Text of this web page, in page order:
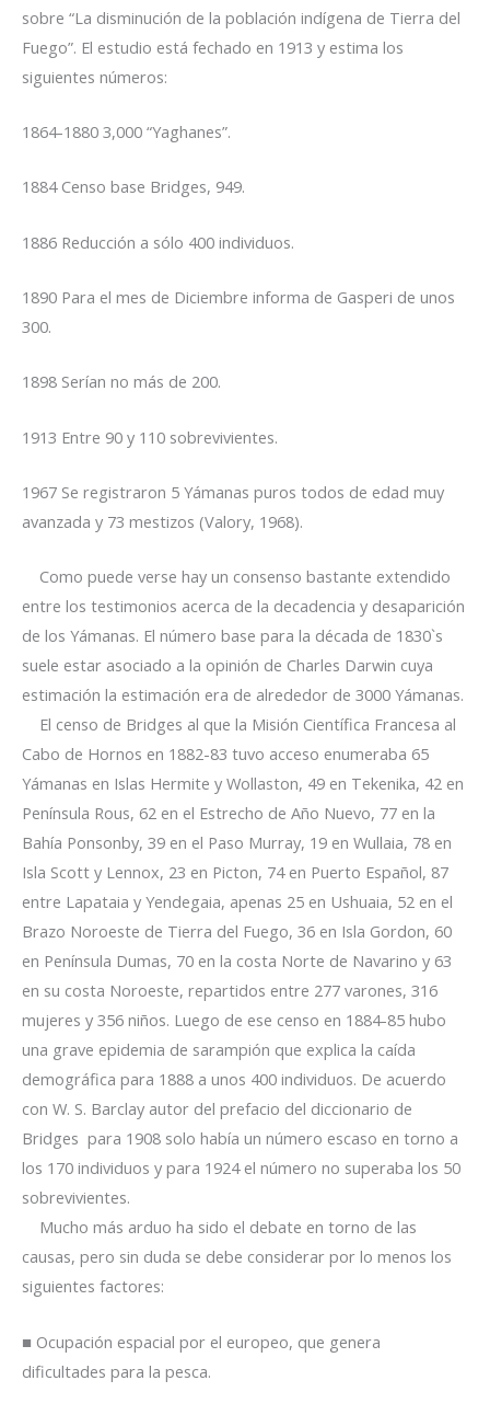
sobre “La disminución de la población indígena de Tierra del
Fuego”. El estudio está fechado en 1913 y estima los
siguientes números:
1864-1880 3,000 “Yaghanes”.
1884 Censo base Bridges, 949.
1886 Reducción a sólo 400 individuos.
1890 Para el mes de Diciembre informa de Gasperi de unos
300.
1898 Serían no más de 200.
1913 Entre 90 y 110 sobrevivientes.
1967 Se registraron 5 Yámanas puros todos de edad muy
avanzada y 73 mestizos (Valory, 1968).
Como puede verse hay un consenso bastante extendido
entre los testimonios acerca de la decadencia y desaparición
de los Yámanas. El número base para la década de 1830`s
suele estar asociado a la opinión de Charles Darwin cuya
estimación la estimación era de alrededor de 3000 Yámanas.
El censo de Bridges al que la Misión Científica Francesa al
Cabo de Hornos en 1882-83 tuvo acceso enumeraba 65
Yámanas en Islas Hermite y Wollaston, 49 en Tekenika, 42 en
Península Rous, 62 en el Estrecho de Año Nuevo, 77 en la
Bahía Ponsonby, 39 en el Paso Murray, 19 en Wullaia, 78 en
Isla Scott y Lennox, 23 en Picton, 74 en Puerto Español, 87
entre Lapataia y Yendegaia, apenas 25 en Ushuaia, 52 en el
Brazo Noroeste de Tierra del Fuego, 36 en Isla Gordon, 60
en Península Dumas, 70 en la costa Norte de Navarino y 63
en su costa Noroeste, repartidos entre 277 varones, 316
mujeres y 356 niños. Luego de ese censo en 1884-85 hubo
una grave epidemia de sarampión que explica la caída
demográfica para 1888 a unos 400 individuos. De acuerdo
con W. S. Barclay autor del prefacio del diccionario de
Bridges para 1908 solo había un número escaso en torno a
los 170 individuos y para 1924 el número no superaba los 50
sobrevivientes.
Mucho más arduo ha sido el debate en torno de las
causas, pero sin duda se debe considerar por lo menos los
siguientes factores:
■ Ocupación espacial por el europeo, que genera
dificultades para la pesca.